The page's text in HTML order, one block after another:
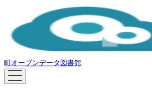
町オープンデータ図書館